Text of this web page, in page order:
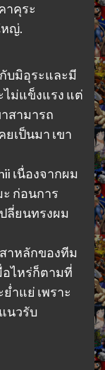
าคุระ
หญ่.
บมิอุระและมี
ไม่แข็งแรง แต่
สามารถ
เป็นมา เขา
เนื่องจากผม
ก่อนการ
ลี่ยนทรงผม
สาหลักของทีม
อไหร่ก็ตามที่
ำแย่ เพราะ
นวรับ